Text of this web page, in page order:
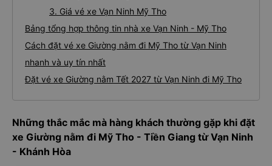
3. Giá vé xe Vạn Ninh Mỹ Tho
Bảng tổng hợp thông tin nhà xe Vạn Ninh - Mỹ Tho
Cách đặt vé xe Giường nằm đi Mỹ Tho từ Vạn Ninh
nhanh và uy tín nhất
Đặt vé xe Giường nằm Tết 2027 từ Vạn Ninh đi Mỹ Tho
Những thắc mắc mà hàng khách thường gặp khi đặt
xe Giường nằm đi Mỹ Tho - Tiền Giang từ Vạn Ninh
- Khánh Hòa